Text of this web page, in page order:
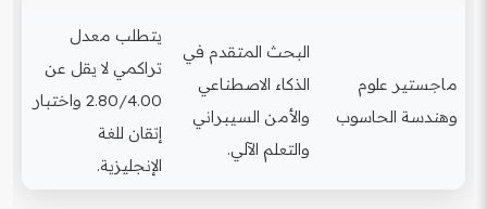
ماجستير علوم
وهندسة الحاسوب
البحث المتقدم في
الذكاء الاصطناعي
والأمن السيبراني
والتعلم الآلي.
يتطلب معدل
تراكمي لا يقل عن
2.80/4.00 واختبار
إتقان للغة
الإنجليزية.